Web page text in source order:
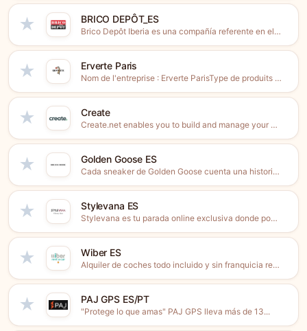
★ BRICO DEPÔT_ES
Brico Depôt Iberia es una compañía referente en el ámbito...
★ Erverte Paris
Nom de l'entreprise : Erverte ParisType de produits : Menswear...
★ Create
Create.net enables you to build and manage your own website...
★ Golden Goose ES
Cada sneaker de Golden Goose cuenta una historia. La tuya.
★ Stylevana ES
Stylevana es tu parada online exclusiva donde podrás compar las...
★ Wiber ES
Alquiler de coches todo incluido y sin franquicia real en...
★ PAJ GPS ES/PT
"Protege lo que amas" PAJ GPS lleva más de 13...